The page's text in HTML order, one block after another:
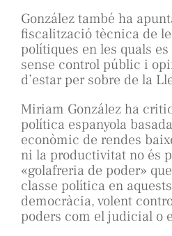
González també ha
fiscalització tècnica de
polítiques en les quals
sense control públic i
d’estar per sobre de la
Miriam González ha
política espanyola
econòmic de rendes
ni la productivitat no és
«golafreria de poder»
classe política en
democràcia, volent
poders com el judicial o